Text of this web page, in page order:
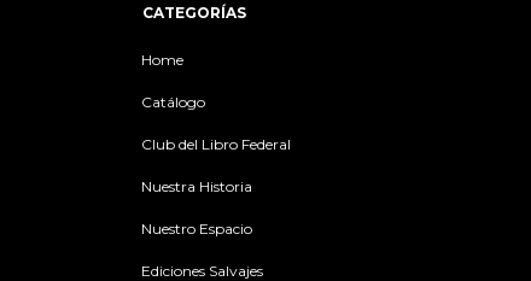
CATEGORÍAS
Home
Catálogo
Club del Libro Federal
Nuestra Historia
Nuestro Espacio
Ediciones Salvajes